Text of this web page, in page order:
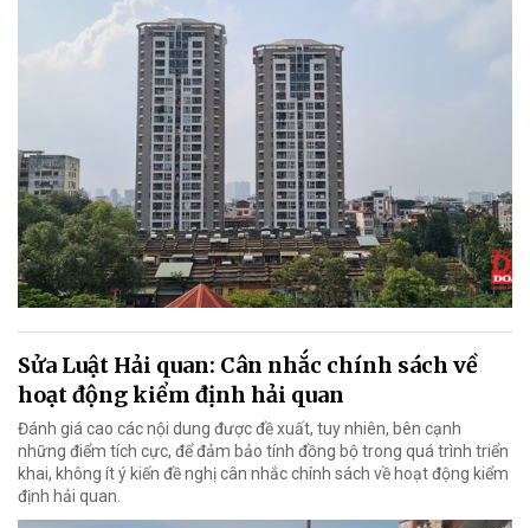
Sửa Luật Hải quan: Cân nhắc chính sách về
hoạt động kiểm định hải quan
Đánh giá cao các nội dung được đề xuất, tuy nhiên, bên cạnh
những điểm tích cực, để đảm bảo tính đồng bộ trong quá trình triển
khai, không ít ý kiến đề nghị cân nhắc chính sách về hoạt động kiểm
định hải quan.